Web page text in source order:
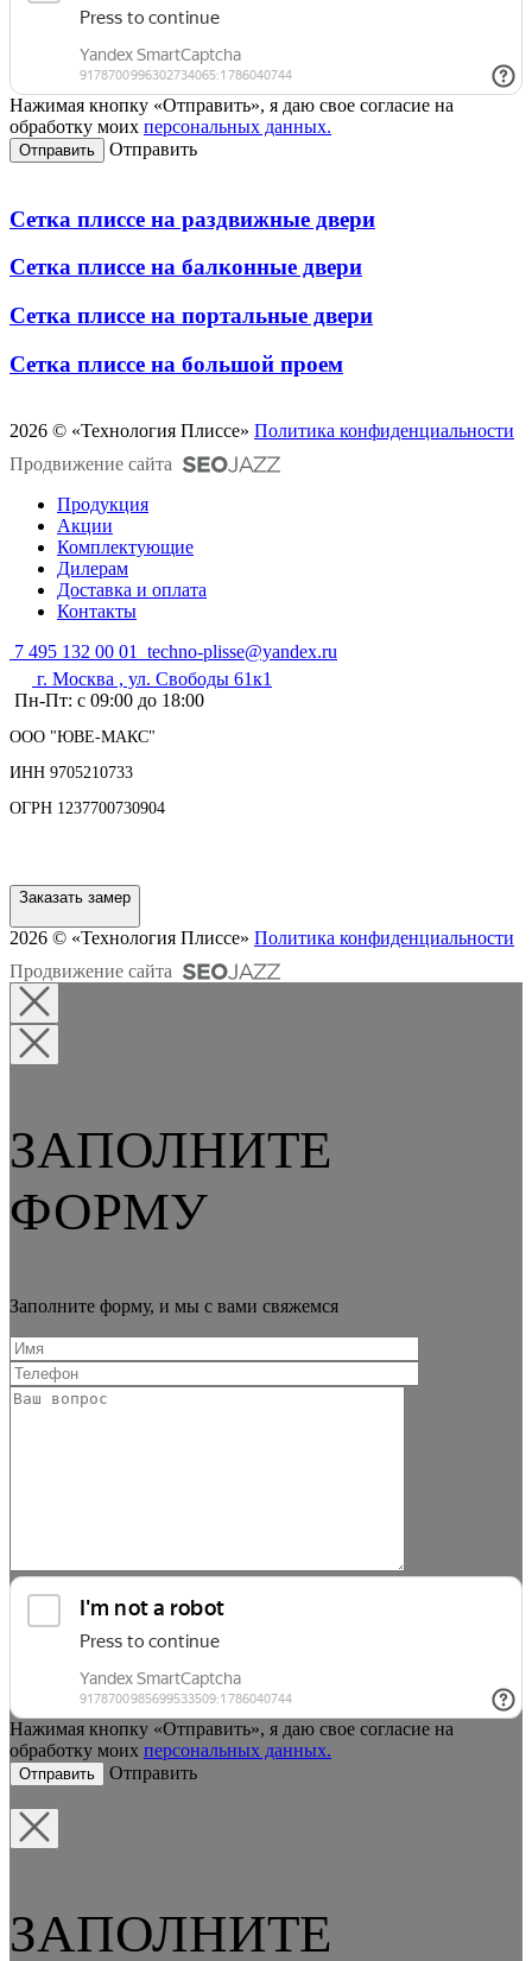
Нажимая кнопку «Отправить», я даю свое согласие на
обработку моих персональных данных.
Отправить
Сетка плиссе на раздвижные двери
Сетка плиссе на балконные двери
Сетка плиссе на портальные двери
Сетка плиссе на большой проем
2026 © «Технология Плиссе» Политика конфиденциальности
Продвижение сайта
Продукция
Акции
Комплектующие
Дилерам
Доставка и оплата
Контакты
7 495 132 00 01 techno-plisse@yandex.ru
г. Москва , ул. Свободы 61к1
Пн-Пт: с 09:00 до 18:00
ООО "ЮВЕ-МАКС"
ИНН 9705210733
ОГРН 1237700730904
Заказать замер
2026 © «Технология Плиссе» Политика конфиденциальности
Продвижение сайта
ЗАПОЛНИТЕ
ФОРМУ
Заполните форму, и мы с вами свяжемся
Нажимая кнопку «Отправить», я даю свое согласие на
обработку моих персональных данных.
Отправить
ЗАПОЛНИТЕ